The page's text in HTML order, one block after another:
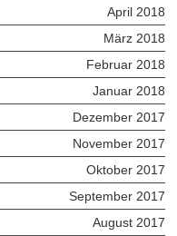
April 2018
März 2018
Februar 2018
Januar 2018
Dezember 2017
November 2017
Oktober 2017
September 2017
August 2017